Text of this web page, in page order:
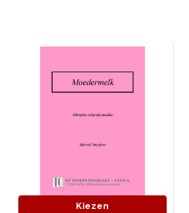
PAASTONEEL
SKETCHESKiezen